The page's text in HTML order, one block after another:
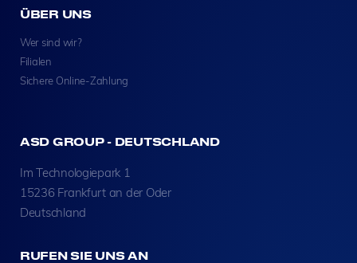
ÜBER UNS
Wer sind wir?
Filialen
Sichere Online-Zahlung
ASD GROUP - DEUTSCHLAND
Im Technologiepark 1
15236 Frankfurt an der Oder
Deutschland
RUFEN SIE UNS AN